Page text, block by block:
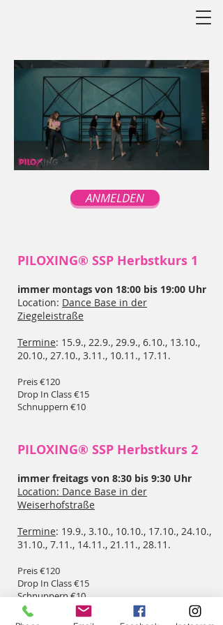
ANMELDEN
PILOXING® SSP Herbstkurs 1
immer montags von 18:00 bis 19:00 Uhr
Location: Dance Base in der
Ziegeleistraße
Termine: 15.9., 22.9., 29.9., 6.10., 13.10.,
20.10., 27.10., 3.11., 10.11., 17.11.
Preis €120
Drop In Class €15
Schnuppern €10
PILOXING® SSP Herbstkurs 2
immer freitags von 8:30 bis 9:30 Uhr
Location: Dance Base in der
Weiserhofstraße
Termine: 19.9., 3.10., 10.10., 17.10., 24.10.,
31.10., 7.11., 14.11., 21.11., 28.11.
Preis €120
Drop In Class €15
Schnuppern €10